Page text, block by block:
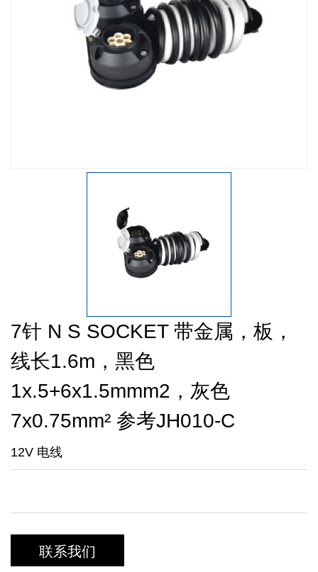
7针 N S SOCKET 带金属，板，
线长1.6m，黑色
1x.5+6x1.5mmm2，灰色
7x0.75mm² 参考JH010-C
12V 电线
联系我们